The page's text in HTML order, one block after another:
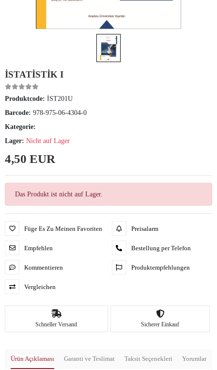
İSTATİSTİK I
Produktcode: İST201U
Barcode: 978-975-06-4304-0
Kategorie:
Lager: Nicht auf Lager
4,50 EUR
Das Produkt ist nicht auf Lager.
Füge Es Zu Meinen Favoriten
Empfehlen
Kommentieren
Vergleichen
Preisalarm
Bestellung per Telefon
Produktempfehlungen
Schneller Versand Sicherer Einkauf
Ürün Açıklaması Garanti ve Teslimat Taksit Seçenekleri Yorumlar